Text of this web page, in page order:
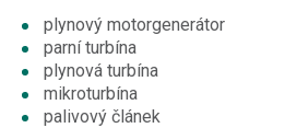
plynový motorgenerátor
parní turbína
plynová turbína
mikroturbína
palivový článek